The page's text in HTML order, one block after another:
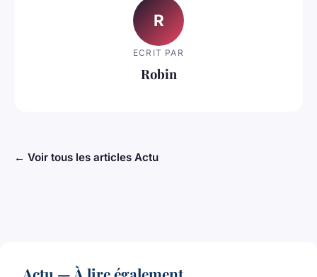
R
ECRIT PAR
Robin
← Voir tous les articles Actu